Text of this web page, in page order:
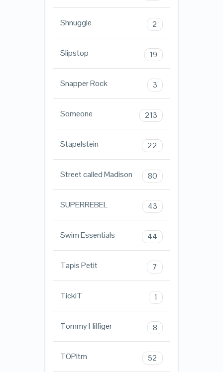
Shnuggle 2
Slipstop 19
Snapper Rock 3
Someone 213
Stapelstein 22
Street called Madison 80
SUPERREBEL 43
Swim Essentials 44
Tapis Petit 7
TickiT 1
Tommy Hilfiger 8
TOPitm 52